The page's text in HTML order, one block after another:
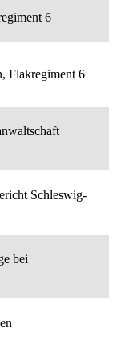
6
Flakregiment 6
Schleswig-
bei